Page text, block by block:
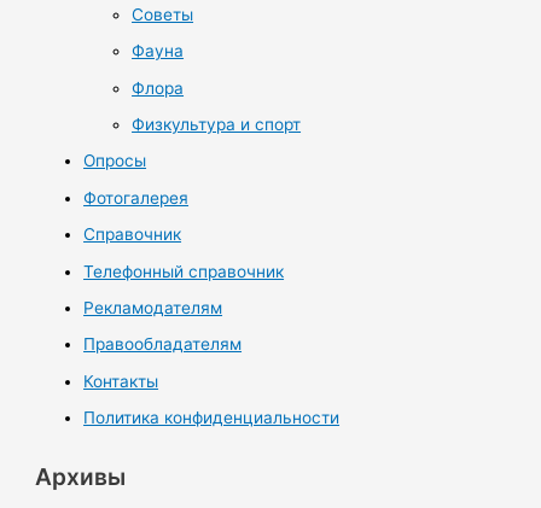
Советы
Фауна
Флора
Физкультура и спорт
Опросы
Фотогалерея
Справочник
Телефонный справочник
Рекламодателям
Правообладателям
Контакты
Политика конфиденциальности
Архивы